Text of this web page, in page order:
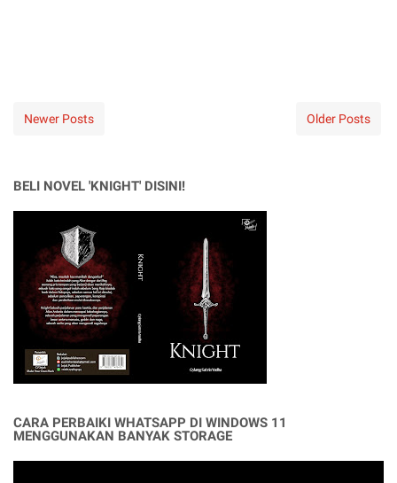
Newer Posts Older Posts
BELI NOVEL 'KNIGHT' DISINI!
CARA PERBAIKI WHATSAPP DI WINDOWS 11
MENGGUNAKAN BANYAK STORAGE